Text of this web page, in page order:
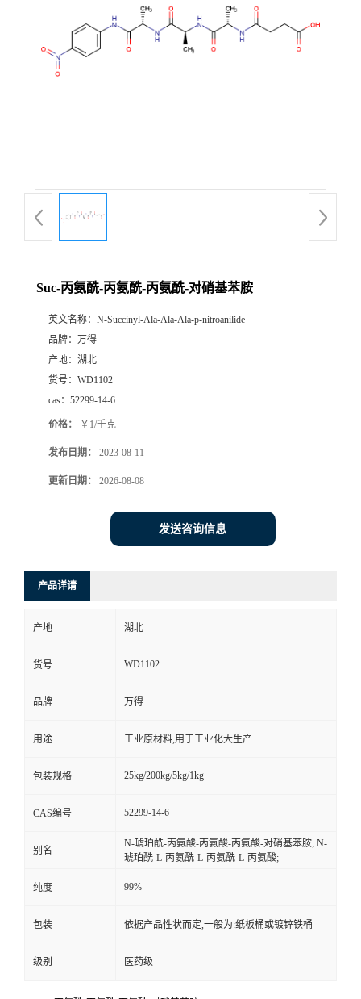
Suc-丙氨酰-丙氨酰-丙氨酰-对硝基苯胺
英文名称： N-Succinyl-Ala-Ala-Ala-p-nitroanilide
品牌： 万得
产地： 湖北
货号： WD1102
cas： 52299-14-6
价格： ￥1/千克
发布日期： 2023-08-11
更新日期： 2026-08-08
发送咨询信息
产品详请
产地 湖北
货号 WD1102
品牌 万得
用途 工业原材料,用于工业化大生产
包装规格 25kg/200kg/5kg/1kg
CAS编号 52299-14-6
别名
N-琥珀酰-丙氨酸-丙氨酸-丙氨酸-对硝基苯胺; N-
琥珀酰-L-丙氨酰-L-丙氨酰-L-丙氨酸;
纯度 99%
包装 依据产品性状而定,一般为:纸板桶或镀锌铁桶
级别 医药级